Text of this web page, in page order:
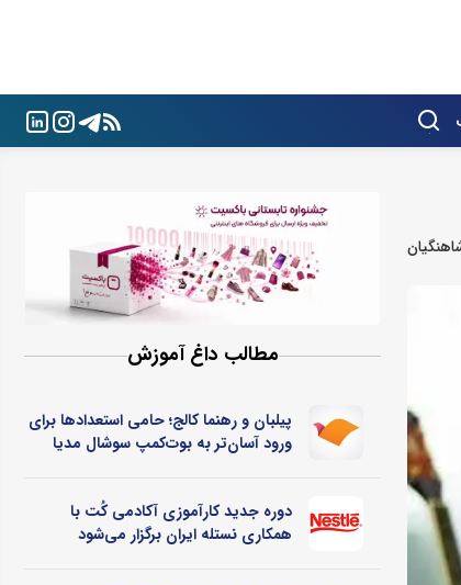
مطالب داغ آموزش
پیلبان و رهنما کالج؛ حامی استعدادها برای
ورود آسان‌تر به بوت‌کمپ سوشال مدیا
دوره جدید کارآموزی آکادمی کُت با
همکاری نستله ایران برگزار می‌شود